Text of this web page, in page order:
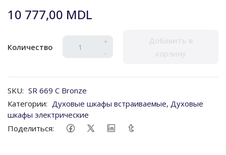
10 777,00 MDL
Количество
+
-
Добавить в
корзину
SKU: SR 669 C Bronze
Категории: Духовые шкафы встраиваемые, Духовые
шкафы электрические
Поделиться: